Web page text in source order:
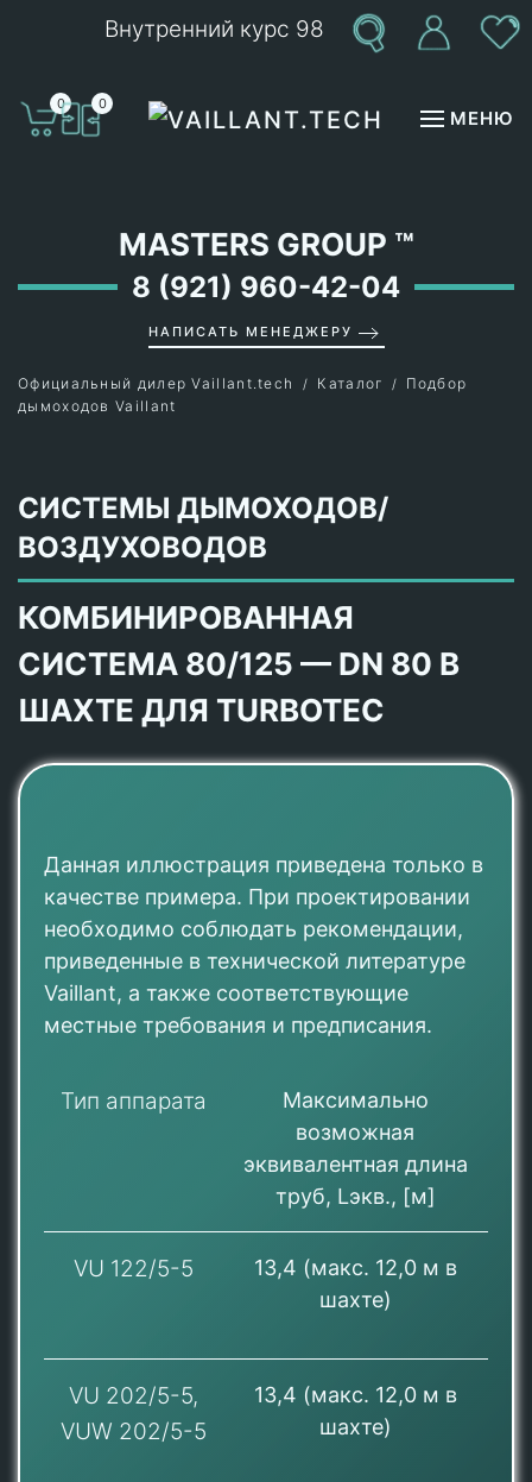
Внутренний курс 98
0 0
МЕНЮ
MASTERS GROUP ™
8 (921) 960-42-04
НАПИСАТЬ МЕНЕДЖЕРУ
Официальный дилер Vaillant.tech Каталог
Подбор
дымоходов Vaillant
СИСТЕМЫ ДЫМОХОДОВ/
ВОЗДУХОВОДОВ
КОМБИНИРОВАННАЯ
СИСТЕМА 80/125 — DN 80 В
ШАХТЕ ДЛЯ TURBOTEC
Данная иллюстрация приведена только в
качестве примера. При проектировании
необходимо соблюдать рекомендации,
приведенные в технической литературе
Vaillant, а также соответствующие
местные требования и предписания.
Тип аппарата
Максимально
возможная
эквивалентная длина
труб, Lэкв., [м]
VU 122/5-5
13,4 (макс. 12,0 м в
шахте)
VU 202/5-5,
VUW 202/5-5
13,4 (макс. 12,0 м в
шахте)